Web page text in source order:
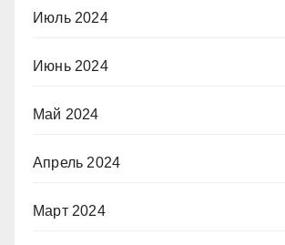
Июль 2024
Июнь 2024
Май 2024
Апрель 2024
Март 2024